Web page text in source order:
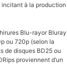
à la production
Blu-rayor Bluray
ou 720p (selon la
de disques BD25 ou
proviennent d’un